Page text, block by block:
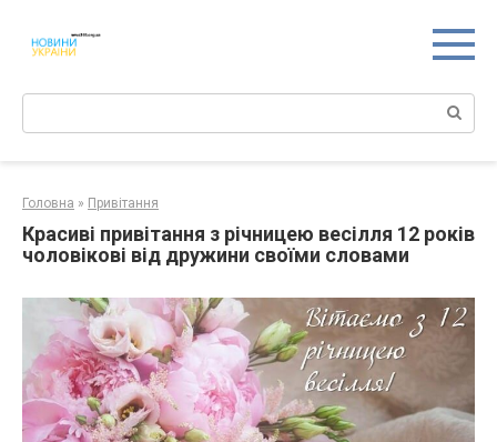
контенту
Поиск:
Головна » Привітання
Красиві привітання з річницею весілля 12 років
чоловікові від дружини своїми словами